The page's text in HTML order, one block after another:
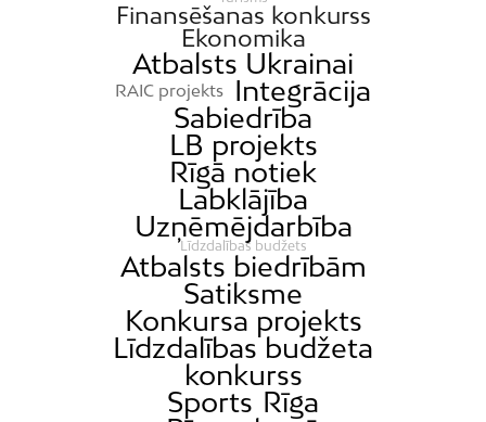
Finansēšanas konkurss
Ekonomika
Atbalsts Ukrainai
RAIC projekts
Integrācija
Sabiedrība
LB projekts
Rīgā notiek
Labklājība
Uzņēmējdarbība
Līdzdalības budžets
Atbalsts biedrībām
Satiksme
Konkursa projekts
Līdzdalības budžeta
konkurss
Sports Rīga